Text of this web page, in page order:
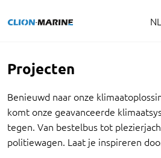
NL
Projecten
Benieuwd naar onze
komt onze geavanceerde
tegen. Van bestelbus tot
politiewagen. Laat je inspireren